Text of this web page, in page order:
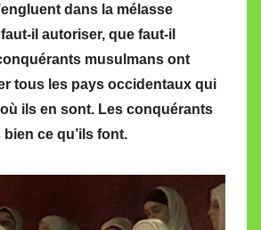
r
M
i
r
e
i
l
dans la mélasse
il autoriser, que faut-il
musulmans ont
tous les pays occidentaux qui
ils en sont. Les conquérants
ce qu’ils font.